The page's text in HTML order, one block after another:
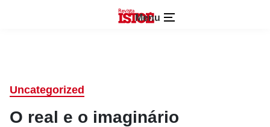
Menu
Uncategorized
O real e o imaginário